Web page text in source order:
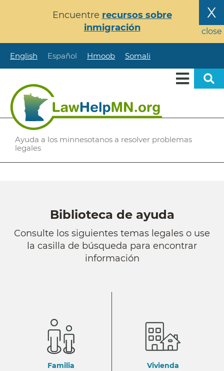
principal
X
close
Encuentre recursos sobre
inmigración
English Español Hmoob Somali
Ayuda a los minnesotanos a resolver problemas
legales
Biblioteca de ayuda
Consulte los siguientes temas legales o use
la casilla de búsqueda para encontrar
información
Familia Vivienda